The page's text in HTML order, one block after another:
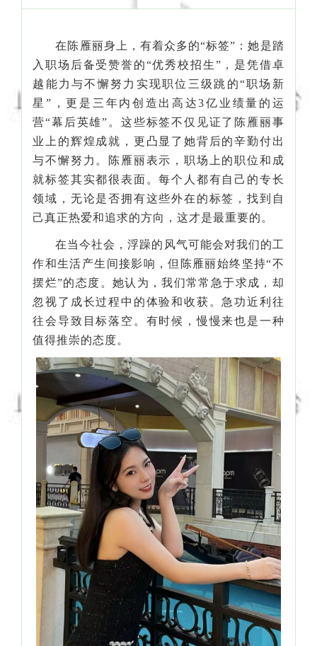
在陈雁丽身上，有着众多的“标签”：她是踏
入职场后备受赞誉的“优秀校招生”，是凭借卓
越能力与不懈努力实现职位三级跳的“职场新
星”，更是三年内创造出高达3亿业绩量的运
营“幕后英雄”。这些标签不仅见证了陈雁丽事
业上的辉煌成就，更凸显了她背后的辛勤付出
与不懈努力。陈雁丽表示，职场上的职位和成
就标签其实都很表面。每个人都有自己的专长
领域，无论是否拥有这些外在的标签，找到自
己真正热爱和追求的方向，这才是最重要的。
在当今社会，浮躁的风气可能会对我们的工
作和生活产生间接影响，但陈雁丽始终坚持“不
摆烂”的态度。她认为，我们常常急于求成，却
忽视了成长过程中的体验和收获。急功近利往
往会导致目标落空。有时候，慢慢来也是一种
值得推崇的态度。